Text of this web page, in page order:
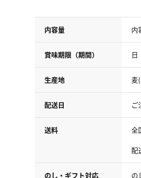
内容量 内
賞味期限（期間） 日
生産地 麦
配送日 ご
送料 全
配
のし・ギフト対応
の